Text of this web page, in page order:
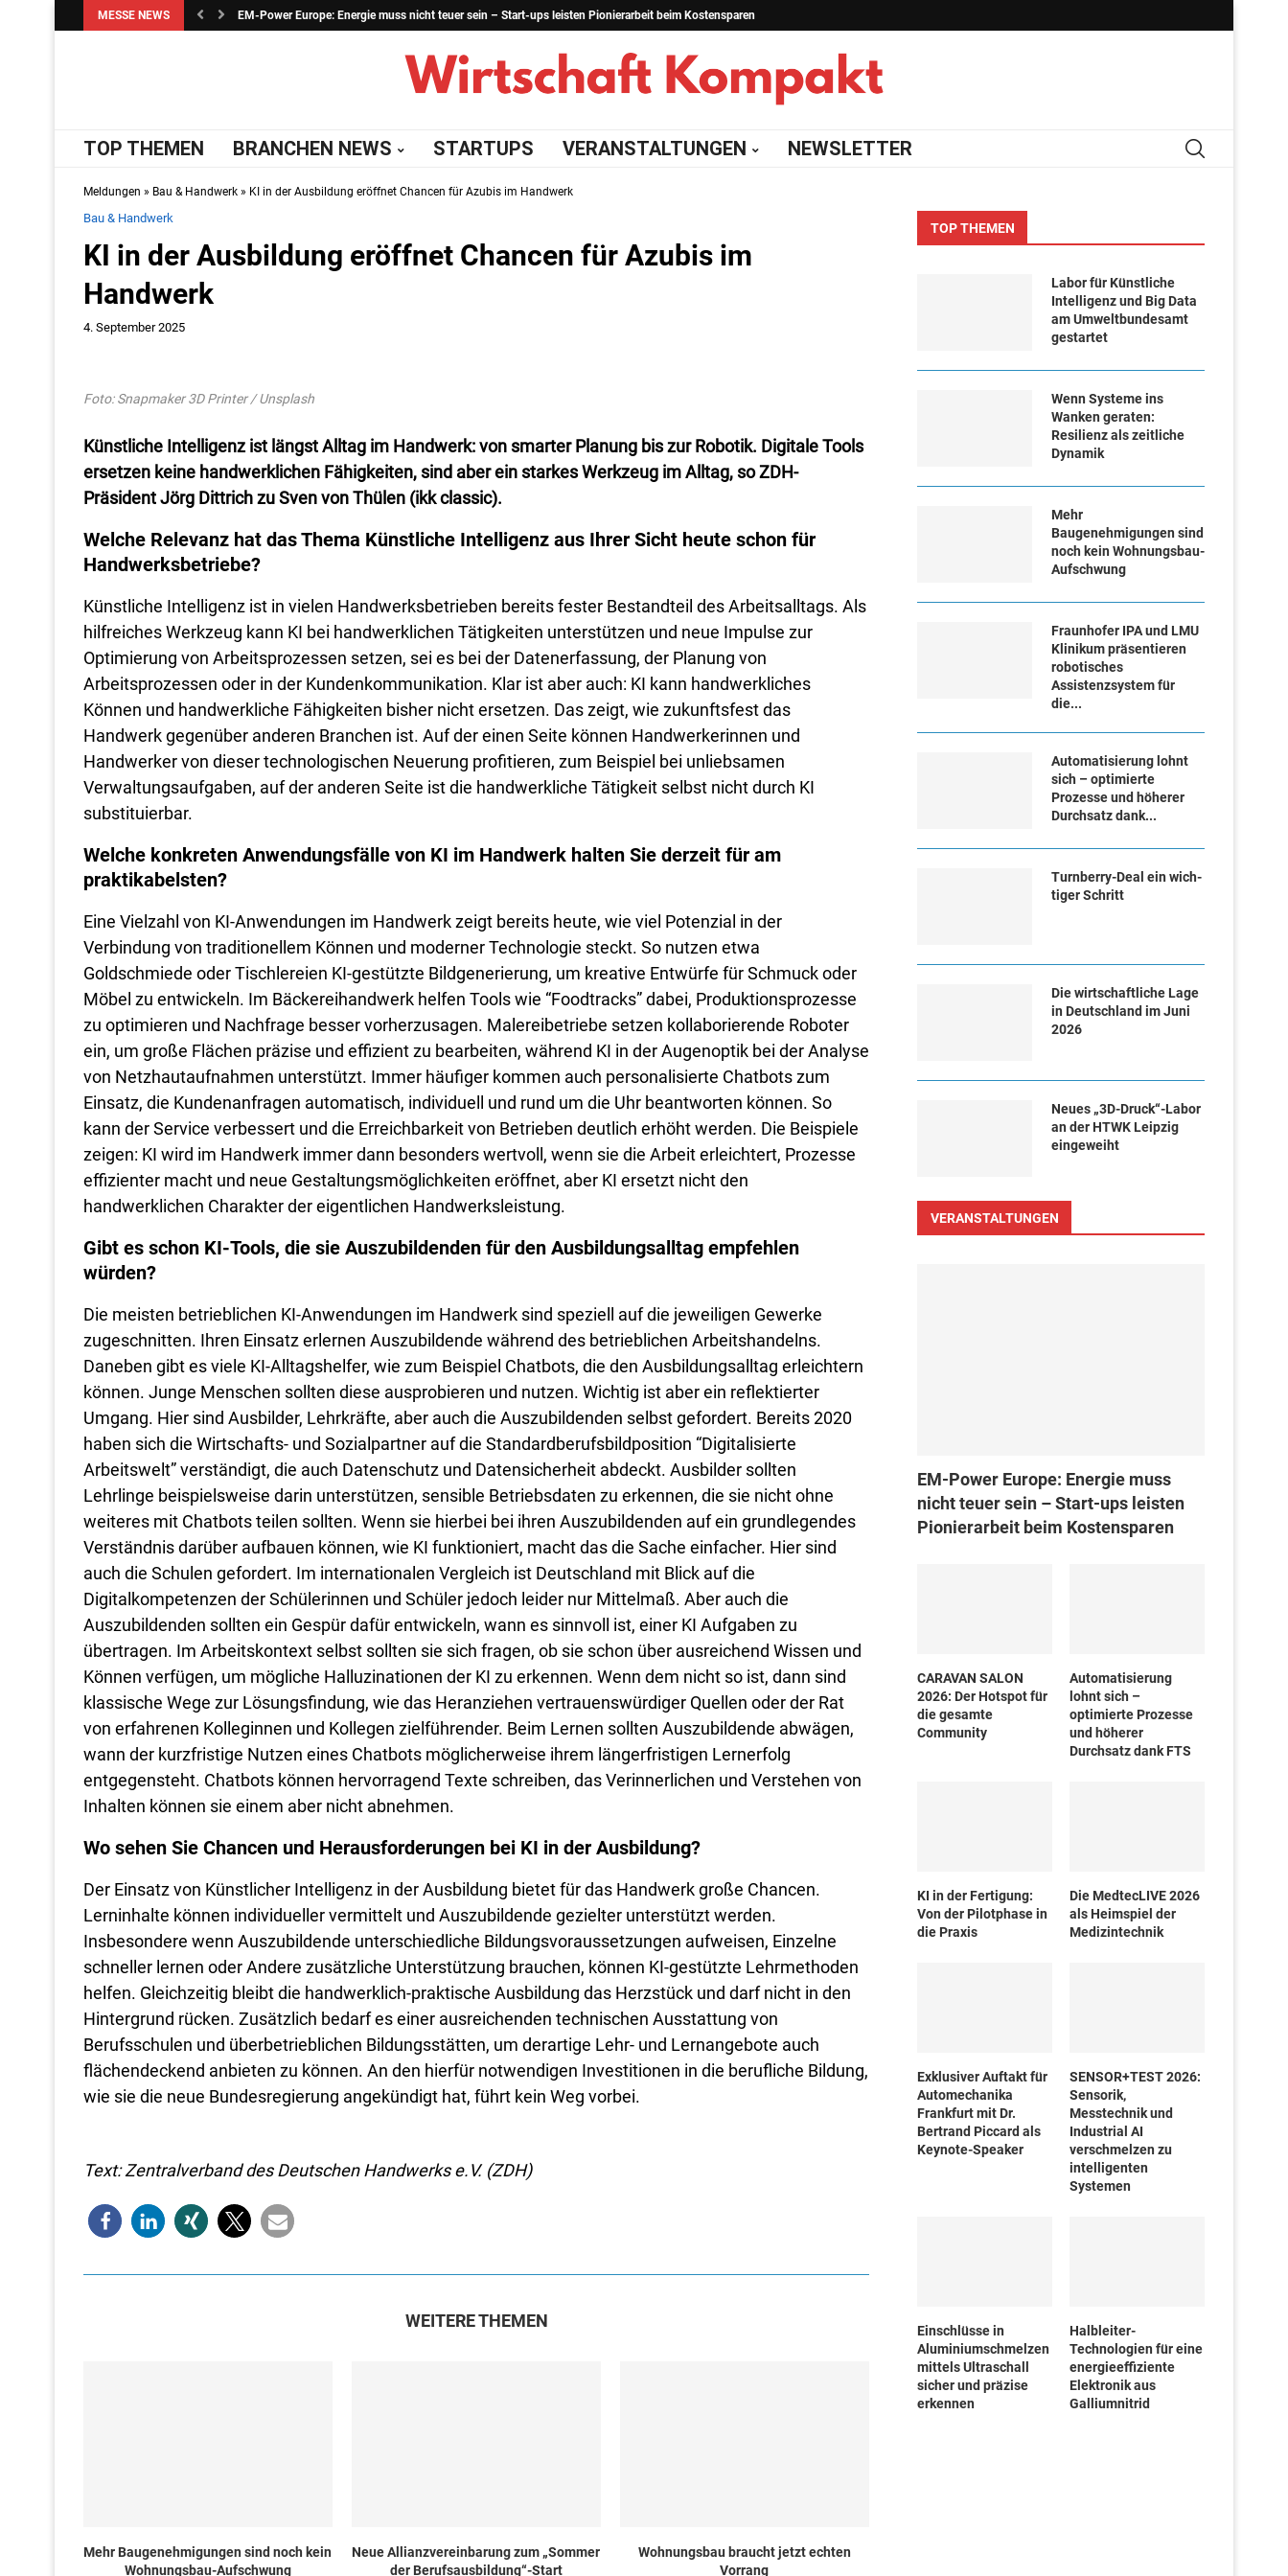
MESSE NEWS EM-Power Europe: Energie muss nicht teuer sein – Start-ups leisten Pionierarbeit beim Kostensparen
TOP THEMEN BRANCHEN NEWS STARTUPS VERANSTALTUNGEN NEWSLETTER
Meldungen » Bau & Handwerk » KI in der Ausbildung eröffnet Chancen für Azubis im Handwerk
Bau & Handwerk
KI in der Ausbildung eröffnet Chancen für Azubis im
Handwerk
4. September 2025
Foto: Snapmaker 3D Printer / Unsplash
Künstliche Intelligenz ist längst Alltag im Handwerk: von smarter Planung bis zur Robotik. Digitale Tools
ersetzen keine handwerklichen Fähigkeiten, sind aber ein starkes Werkzeug im Alltag, so ZDH-
Präsident Jörg Dittrich zu Sven von Thülen (ikk classic).
Welche Relevanz hat das Thema Künstliche Intelligenz aus Ihrer Sicht heute schon für
Handwerksbetriebe?
Künstliche Intelligenz ist in vielen Handwerksbetrieben bereits fester Bestandteil des Arbeitsalltags. Als
hilfreiches Werkzeug kann KI bei handwerklichen Tätigkeiten unterstützen und neue Impulse zur
Optimierung von Arbeitsprozessen setzen, sei es bei der Datenerfassung, der Planung von
Arbeitsprozessen oder in der Kundenkommunikation. Klar ist aber auch: KI kann handwerkliches
Können und handwerkliche Fähigkeiten bisher nicht ersetzen. Das zeigt, wie zukunftsfest das
Handwerk gegenüber anderen Branchen ist. Auf der einen Seite können Handwerkerinnen und
Handwerker von dieser technologischen Neuerung profitieren, zum Beispiel bei unliebsamen
Verwaltungsaufgaben, auf der anderen Seite ist die handwerkliche Tätigkeit selbst nicht durch KI
substituierbar.
Welche konkreten Anwendungsfälle von KI im Handwerk halten Sie derzeit für am
praktikabelsten?
Eine Vielzahl von KI-Anwendungen im Handwerk zeigt bereits heute, wie viel Potenzial in der
Verbindung von traditionellem Können und moderner Technologie steckt. So nutzen etwa
Goldschmiede oder Tischlereien KI-gestützte Bildgenerierung, um kreative Entwürfe für Schmuck oder
Möbel zu entwickeln. Im Bäckereihandwerk helfen Tools wie “Foodtracks” dabei, Produktionsprozesse
zu optimieren und Nachfrage besser vorherzusagen. Malereibetriebe setzen kollaborierende Roboter
ein, um große Flächen präzise und effizient zu bearbeiten, während KI in der Augenoptik bei der Analyse
von Netzhautaufnahmen unterstützt. Immer häufiger kommen auch personalisierte Chatbots zum
Einsatz, die Kundenanfragen automatisch, individuell und rund um die Uhr beantworten können. So
kann der Service verbessert und die Erreichbarkeit von Betrieben deutlich erhöht werden. Die Beispiele
zeigen: KI wird im Handwerk immer dann besonders wertvoll, wenn sie die Arbeit erleichtert, Prozesse
effizienter macht und neue Gestaltungsmöglichkeiten eröffnet, aber KI ersetzt nicht den
handwerklichen Charakter der eigentlichen Handwerksleistung.
Gibt es schon KI-Tools, die sie Auszubildenden für den Ausbildungsalltag empfehlen
würden?
Die meisten betrieblichen KI-Anwendungen im Handwerk sind speziell auf die jeweiligen Gewerke
zugeschnitten. Ihren Einsatz erlernen Auszubildende während des betrieblichen Arbeitshandelns.
Daneben gibt es viele KI-Alltagshelfer, wie zum Beispiel Chatbots, die den Ausbildungsalltag erleichtern
können. Junge Menschen sollten diese ausprobieren und nutzen. Wichtig ist aber ein reflektierter
Umgang. Hier sind Ausbilder, Lehrkräfte, aber auch die Auszubildenden selbst gefordert. Bereits 2020
haben sich die Wirtschafts- und Sozialpartner auf die Standardberufsbildposition “Digitalisierte
Arbeitswelt” verständigt, die auch Datenschutz und Datensicherheit abdeckt. Ausbilder sollten
Lehrlinge beispielsweise darin unterstützen, sensible Betriebsdaten zu erkennen, die sie nicht ohne
weiteres mit Chatbots teilen sollten. Wenn sie hierbei bei ihren Auszubildenden auf ein grundlegendes
Verständnis darüber aufbauen können, wie KI funktioniert, macht das die Sache einfacher. Hier sind
auch die Schulen gefordert. Im internationalen Vergleich ist Deutschland mit Blick auf die
Digitalkompetenzen der Schülerinnen und Schüler jedoch leider nur Mittelmaß. Aber auch die
Auszubildenden sollten ein Gespür dafür entwickeln, wann es sinnvoll ist, einer KI Aufgaben zu
übertragen. Im Arbeitskontext selbst sollten sie sich fragen, ob sie schon über ausreichend Wissen und
Können verfügen, um mögliche Halluzinationen der KI zu erkennen. Wenn dem nicht so ist, dann sind
klassische Wege zur Lösungsfindung, wie das Heranziehen vertrauenswürdiger Quellen oder der Rat
von erfahrenen Kolleginnen und Kollegen zielführender. Beim Lernen sollten Auszubildende abwägen,
wann der kurzfristige Nutzen eines Chatbots möglicherweise ihrem längerfristigen Lernerfolg
entgegensteht. Chatbots können hervorragend Texte schreiben, das Verinnerlichen und Verstehen von
Inhalten können sie einem aber nicht abnehmen.
Wo sehen Sie Chancen und Herausforderungen bei KI in der Ausbildung?
Der Einsatz von Künstlicher Intelligenz in der Ausbildung bietet für das Handwerk große Chancen.
Lerninhalte können individueller vermittelt und Auszubildende gezielter unterstützt werden.
Insbesondere wenn Auszubildende unterschiedliche Bildungsvoraussetzungen aufweisen, Einzelne
schneller lernen oder Andere zusätzliche Unterstützung brauchen, können KI-gestützte Lehrmethoden
helfen. Gleichzeitig bleibt die handwerklich-praktische Ausbildung das Herzstück und darf nicht in den
Hintergrund rücken. Zusätzlich bedarf es einer ausreichenden technischen Ausstattung von
Berufsschulen und überbetrieblichen Bildungsstätten, um derartige Lehr- und Lernangebote auch
flächendeckend anbieten zu können. An den hierfür notwendigen Investitionen in die berufliche Bildung,
wie sie die neue Bundesregierung angekündigt hat, führt kein Weg vorbei.
Text: Zentralverband des Deutschen Handwerks e.V. (ZDH)
WEITERE THEMEN
Mehr Baugenehmigungen sind noch kein
Wohnungsbau-Aufschwung
Neue Allianzvereinbarung zum „Sommer
der Berufsausbildung“-Start
Wohnungsbau braucht jetzt echten
Vorrang
TOP THEMEN
Labor für Künstliche
Intelligenz und Big Data
am Umweltbundesamt
gestartet
Wenn Systeme ins
Wanken geraten:
Resilienz als zeitliche
Dynamik
Mehr
Baugenehmigungen sind
noch kein Wohnungsbau-
Aufschwung
Fraunhofer IPA und LMU
Klinikum präsentieren
robotisches
Assistenzsystem für
die...
Automatisierung lohnt
sich – optimierte
Prozesse und höherer
Durchsatz dank...
Turn­ber­ry-Deal ein wich­
ti­ger Schritt
Die wirtschaftliche Lage
in Deutschland im Juni
2026
Neues „3D-Druck“-Labor
an der HTWK Leipzig
eingeweiht
VERANSTALTUNGEN
EM-Power Europe: Energie muss
nicht teuer sein – Start-ups leisten
Pionierarbeit beim Kostensparen
CARAVAN SALON
2026: Der Hotspot für
die gesamte
Community
Automatisierung
lohnt sich –
optimierte Prozesse
und höherer
Durchsatz dank FTS
KI in der Fertigung:
Von der Pilotphase in
die Praxis
Die MedtecLIVE 2026
als Heimspiel der
Medizintechnik
Exklusiver Auftakt für
Automechanika
Frankfurt mit Dr.
Bertrand Piccard als
Keynote-Speaker
SENSOR+TEST 2026:
Sensorik,
Messtechnik und
Industrial AI
verschmelzen zu
intelligenten
Systemen
Einschlüsse in
Aluminiumschmelzen
mittels Ultraschall
sicher und präzise
erkennen
Halbleiter-
Technologien für eine
energieeffiziente
Elektronik aus
Galliumnitrid